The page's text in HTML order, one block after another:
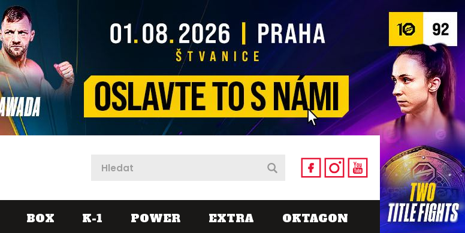
BOX K-1 POWER EXTRA OKTAGON